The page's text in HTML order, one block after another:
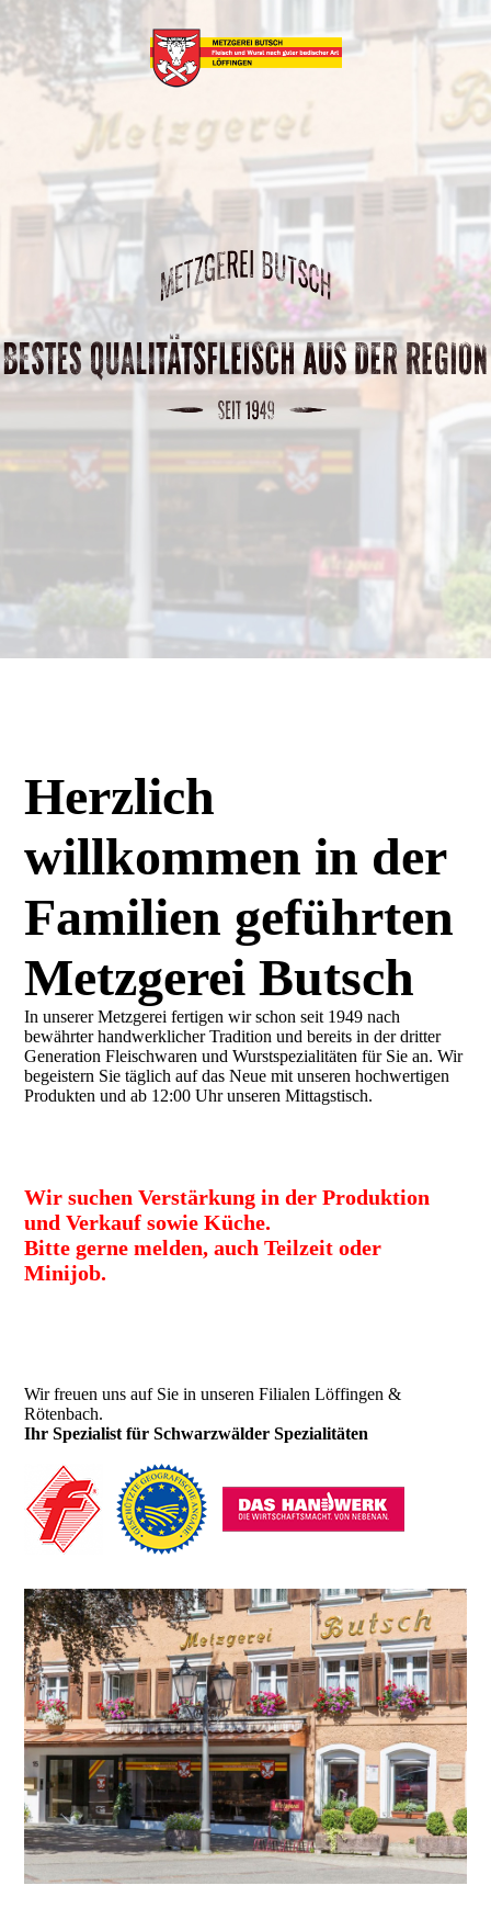
Herzlich
willkommen in der
Familien ­geführten
Metzgerei Butsch
In unserer Metzgerei fertigen wir schon seit 1949 nach
bewährter handwerklicher Tradition und bereits in der dritter
Generation Fleischwaren und Wurstspezialitäten für Sie an. Wir
begeistern Sie täglich auf das Neue mit unseren hochwertigen
Produkten und ab 12:00 Uhr unseren Mittagstisch.
Wir suchen Verstärkung in der Produktion
und Verkauf sowie Küche.
Bitte gerne melden, auch Teilzeit oder
Minijob.
Wir freuen uns auf Sie in unseren Filialen Löffingen &
Rötenbach.
Ihr Spezialist für Schwarzwälder Spezialitäten